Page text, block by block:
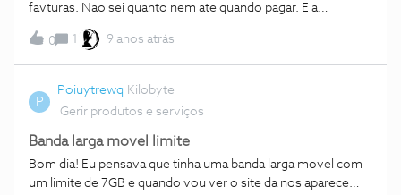
favturas. Nao sei quanto nem ate quando pagar. E a
mensagem de envio de favtura vai para um numero de
telemovel da minha mae. Ja mandei e mails a nos mas de
nada adiantou. Que fazef?
0 1 9 anos atrás
P
Poiuytrewq Kilobyte
Gerir produtos e serviços
Banda larga movel limite
Bom dia! Eu pensava que tinha uma banda larga movel com
um limite de 7GB e quando vou ver o site da nos aparece